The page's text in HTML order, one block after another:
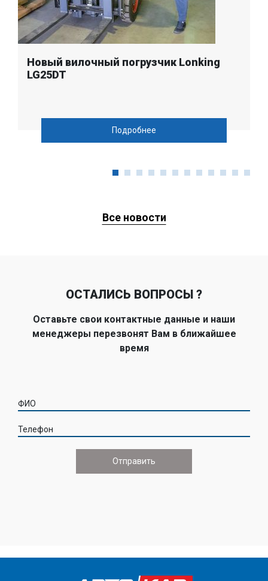
Новый вилочный погрузчик Lonking
LG25DT
Подробнее
Все новости
ОСТАЛИСЬ ВОПРОСЫ ?
Оставьте свои контактные данные и наши
менеджеры перезвонят Вам в ближайшее
время
ФИО
Телефон